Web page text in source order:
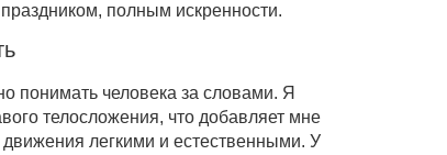
полным искренности.
понимать человека за словами. Я
телосложения, что добавляет мне
движения легкими и естественными. У